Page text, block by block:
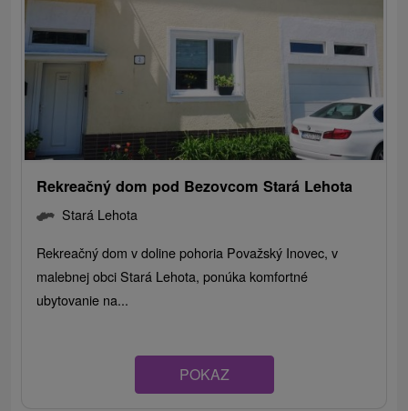
Rekreačný dom pod Bezovcom Stará Lehota
Stará Lehota
Rekreačný dom v doline pohoria Považský Inovec, v
malebnej obci Stará Lehota, ponúka komfortné
ubytovanie na...
POKAZ